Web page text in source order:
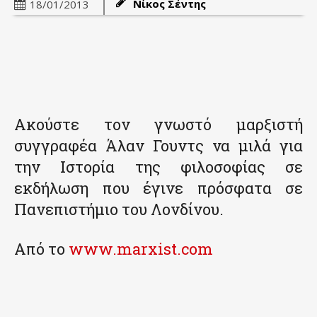
18/01/2013 Νίκος Σέντης
Ακούστε τον γνωστό μαρξιστή
συγγραφέα Άλαν Γουντς να μιλά για
την Ιστορία της φιλοσοφίας σε
εκδήλωση που έγινε πρόσφατα σε
Πανεπιστήμιο του Λονδίνου.
Από το www.marxist.com